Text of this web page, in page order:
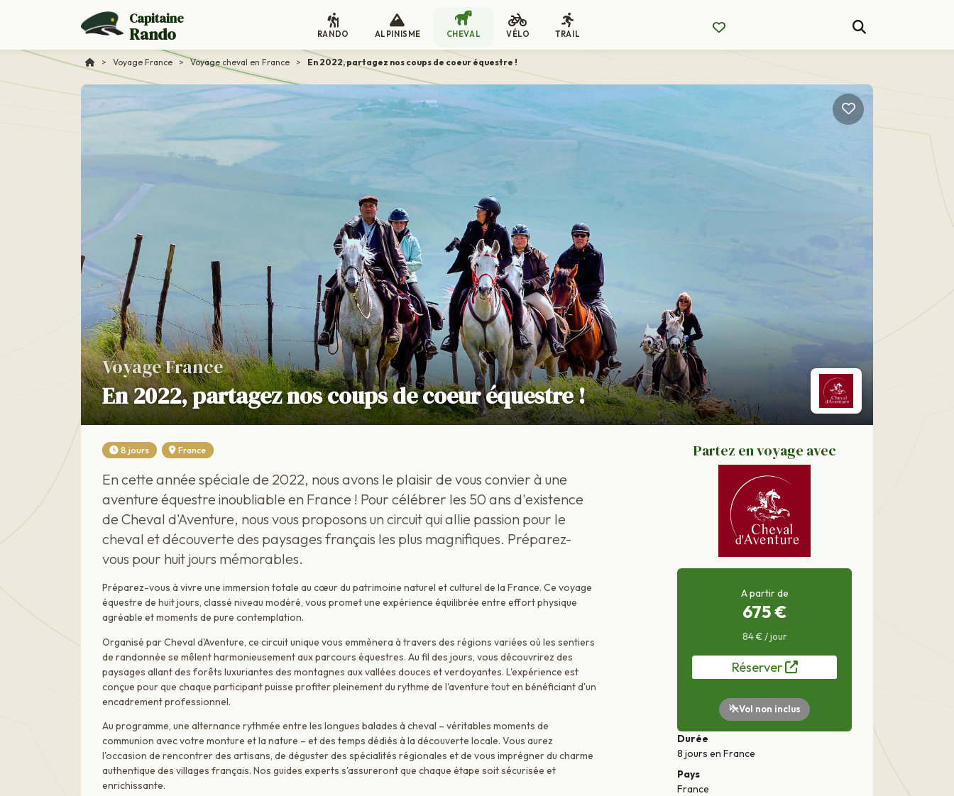
Capitaine
Rando RANDO ALPINISME CHEVAL VÉLO TRAIL
> Voyage France > Voyage cheval en France > En 2022, partagez nos coups de coeur équestre !
Voyage France
En 2022, partagez nos coups de coeur équestre !
8 jours France
En cette année spéciale de 2022, nous avons le plaisir de vous convier à une
aventure équestre inoubliable en France ! Pour célébrer les 50 ans d'existence
de Cheval d'Aventure, nous vous proposons un circuit qui allie passion pour le
cheval et découverte des paysages français les plus magnifiques. Préparez-
vous pour huit jours mémorables.
Préparez-vous à vivre une immersion totale au cœur du patrimoine naturel et culturel de la France. Ce voyage
équestre de huit jours, classé niveau modéré, vous promet une expérience équilibrée entre effort physique
agréable et moments de pure contemplation.
Organisé par Cheval d'Aventure, ce circuit unique vous emmènera à travers des régions variées où les sentiers
de randonnée se mêlent harmonieusement aux parcours équestres. Au fil des jours, vous découvrirez des
paysages allant des forêts luxuriantes des montagnes aux vallées douces et verdoyantes. L'expérience est
conçue pour que chaque participant puisse profiter pleinement du rythme de l'aventure tout en bénéficiant d'un
encadrement professionnel.
Au programme, une alternance rythmée entre les longues balades à cheval – véritables moments de
communion avec votre monture et la nature – et des temps dédiés à la découverte locale. Vous aurez
l'occasion de rencontrer des artisans, de déguster des spécialités régionales et de vous imprégner du charme
authentique des villages français. Nos guides experts s'assureront que chaque étape soit sécurisée et
enrichissante.
Partez en voyage avec
A partir de
675 €
84 € / jour
Réserver
Vol non inclus
Durée
8 jours en France
Pays
France